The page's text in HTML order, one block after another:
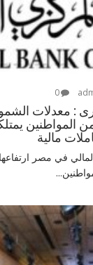
0
: معدلات
لتصل 79% من
مالية